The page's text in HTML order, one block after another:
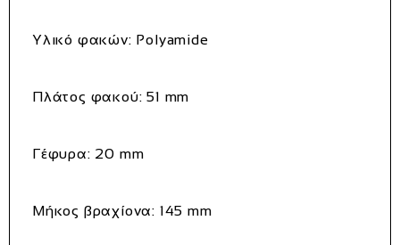
Υλικό φακών: Polyamide
Πλάτος φακού: 51 mm
Γέφυρα: 20 mm
Μήκος βραχίονα: 145 mm